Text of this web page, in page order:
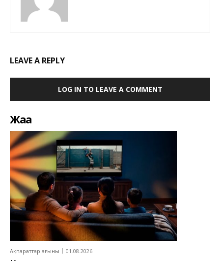
LEAVE A REPLY
LOG IN TO LEAVE A COMMENT
Жаңа
Ақпараттар ағыны 01.08.2026